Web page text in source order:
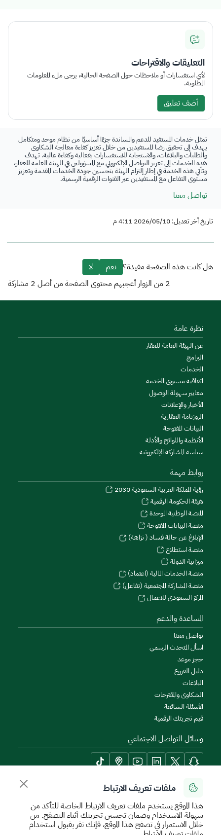
ملفات تعريف الارتباط
هذا الموقع يستخدم ملفات تعريف الارتباط الخاصة للتأكد من
سهولة الاستخدام وضمان تحسين تجربتك أثناء التصفح. من
خلال الاستمرار في تصفح هذا الموقع، فإنك تقر بقبول استخدام
التعليقات والاقتراحات
لأي استفسارات أو ملاحظات حول الصفحة الحالية، يرجى ملء المعلومات
المطلوبة.
أضف تعليق
تمثل خدمات المستفيد للدعم والمساندة جزءًا أساسيًا من نظام موحد ومتكامل
يهدف إلى تحقيق رضا المستفيدين من خلال تعزيز كفاءة معالجة الشكاوى
والطلبات والبلاغات، والاستجابة للاستفسارات بفعالية وكفاءة عالية. تهدف
هذه الخدمات إلى تعزيز التواصل الإلكتروني مع المسؤولين في الهيئة العامة للعقار،
وتأتي هذه الخدمة في إطار إلتزام الهيئة بتحسين جودة الخدمات المقدمة وتعزيز
مستوى التفاعل مع المستفيدين عبر القنوات الرقمية الرسمية.
تواصل معنا
تاريخ أخر تعديل: 2026/05/10 4:11 م
هل كانت هذه الصفحة مفيدة؟ نعم
لا
2 من الزوار أعجبهم محتوى الصفحة من أصل 2 مشاركة
نظرة عامة
عن الهيئة العامة للعقار
البرامج
الخدمات
اتفاقية مستوى الخدمة
معايير سهولة الوصول
الأخبار والإعلانات
الروزنامة العقارية
البيانات المفتوحة
الأنظمة واللوائح والأدلة
سياسة المشاركة الإلكترونية
روابط مهمة
رؤية المملكة العربية السعودية 2030
هيئة الحكومة الرقمية
المنصة الوطنية الموحدة
منصة البيانات المفتوحة
الإبلاغ عن حالة فساد ( نزاهة)
منصة استطلاع
ميزانية الدولة
منصة الخدمات المالية (اعتماد)
منصة المشاركة المجتمعية (تفاعل)
المركز السعودي للاعمال
المساعدة والدعم
تواصل معنا
اسأل المتحدث الرسمي
حجز موعد
دليل الفروع
البلاغات
الشكاوى والمقترحات
الأسئلة الشائعة
قيم تجربتك الرقمية
وسائل التواصل الاجتماعي
أدوات الإتاحة وامكانية الوصول